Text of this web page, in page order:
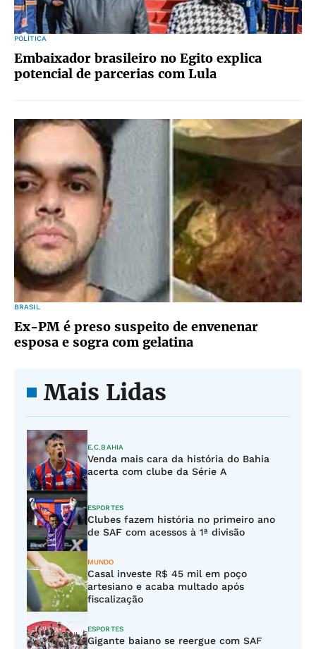
POLÍTICA
Embaixador brasileiro no Egito explica
potencial de parcerias com Lula
BRASIL
Ex-PM é preso suspeito de envenenar
esposa e sogra com gelatina
Mais Lidas
E.C.BAHIA
Venda mais cara da história do Bahia
acerta com clube da Série A
ESPORTES
Clubes fazem história no primeiro ano
de SAF com acessos à 1ª divisão
MUNDO
Casal investe R$ 45 mil em poço
artesiano e acaba multado após
fiscalização
ESPORTES
Gigante baiano se reergue com SAF